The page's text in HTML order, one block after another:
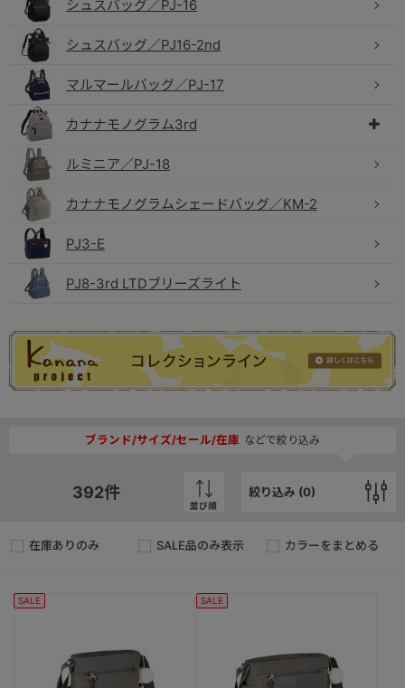
シュスバッグ／PJ-16
シュスバッグ／PJ16-2nd
マルマールバッグ／PJ-17
カナナモノグラム3rd
ルミニア／PJ-18
カナナモノグラムシェードバッグ／KM-2
PJ3-E
PJ8-3rd LTDブリーズライト
ブランド/サイズ/セール/在庫 などで絞り込み
392件
並び順
絞り込み (0)
在庫ありのみ カラーをまとめる
SALE品のみ表示
SALE SALE